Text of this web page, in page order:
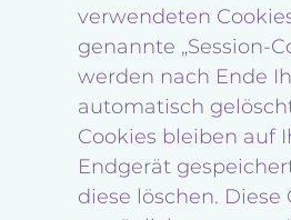
verwendeten
genannte „Session-
werden nach Ende
automatisch
Cookies bleiben auf
Endgerät
diese löschen. Diese